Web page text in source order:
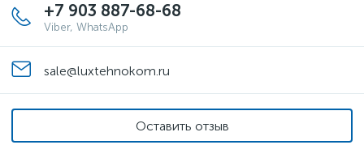
+7 903 887-68-68
Viber, WhatsApp
sale@luxtehnokom.ru
Оставить отзыв